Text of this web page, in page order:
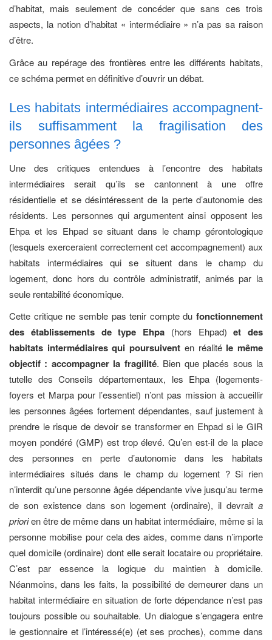
d’habitat, mais seulement de concéder que sans ces trois
aspects, la notion d’habitat « intermédiaire » n’a pas sa raison
d’être.
Grâce au repérage des frontières entre les différents habitats,
ce schéma permet en définitive d’ouvrir un débat.
Les habitats intermédiaires accompagnent-
ils suffisamment la fragilisation des
personnes âgées ?
Une des critiques entendues à l’encontre des habitats
intermédiaires serait qu’ils se cantonnent à une offre
résidentielle et se désintéressent de la perte d’autonomie des
résidents. Les personnes qui argumentent ainsi opposent les
Ehpa et les Ehpad se situant dans le champ gérontologique
(lesquels exerceraient correctement cet accompagnement) aux
habitats intermédiaires qui se situent dans le champ du
logement, donc hors du contrôle administratif, animés par la
seule rentabilité économique.
Cette critique ne semble pas tenir compte du fonctionnement
des établissements de type Ehpa (hors Ehpad)et des
habitats intermédiaires qui poursuivent en réalité le même
objectif : accompagner la fragilité. Bien que placés sous la
tutelle des Conseils départementaux, les Ehpa (logements-
foyers et Marpa pour l’essentiel) n’ont pas mission à accueillir
les personnes âgées fortement dépendantes, sauf justement à
prendre le risque de devoir se transformer en Ehpad si le GIR
moyen pondéré (GMP) est trop élevé. Qu’en est-il de la place
des personnes en perte d’autonomie dans les habitats
intermédiaires situés dans le champ du logement ? Si rien
n’interdit qu’une personne âgée dépendante vive jusqu’au terme
de son existence dans son logement (ordinaire), il devrait a
priorien être de même dans un habitat intermédiaire, même si la
personne mobilise pour cela des aides, comme dans n’importe
quel domicile (ordinaire) dont elle serait locataire ou propriétaire.
C’est par essence la logique du maintien à domicile.
Néanmoins, dans les faits, la possibilité de demeurer dans un
habitat intermédiaire en situation de forte dépendance n’est pas
toujours possible ou souhaitable. Un dialogue s’engagera entre
le gestionnaire et l’intéressé(e) (et ses proches), comme dans